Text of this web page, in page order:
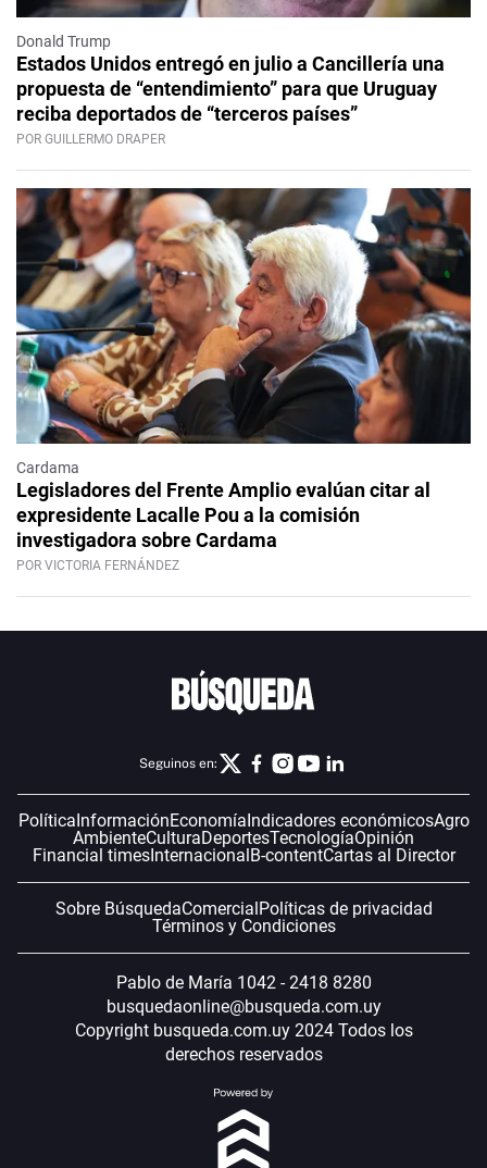
Donald Trump
Estados Unidos entregó en julio a Cancillería una
propuesta de “entendimiento” para que Uruguay
reciba deportados de “terceros países”
POR GUILLERMO DRAPER
Cardama
Legisladores del Frente Amplio evalúan citar al
expresidente Lacalle Pou a la comisión
investigadora sobre Cardama
POR VICTORIA FERNÁNDEZ
Seguinos en:
PolíticaInformaciónEconomíaIndicadores económicosAgro
AmbienteCulturaDeportesTecnologíaOpinión
Financial timesInternacionalB-contentCartas al Director
Sobre BúsquedaComercialPolíticas de privacidad
Términos y Condiciones
Pablo de María 1042 - 2418 8280
busquedaonline@busqueda.com.uy
Copyright busqueda.com.uy 2024 Todos los
derechos reservados